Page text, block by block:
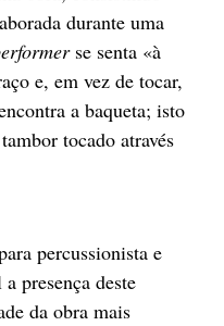
durante uma
se senta «à
e, em vez de tocar,
a baqueta; isto
tocado através
percussionista e
presença deste
da obra mais